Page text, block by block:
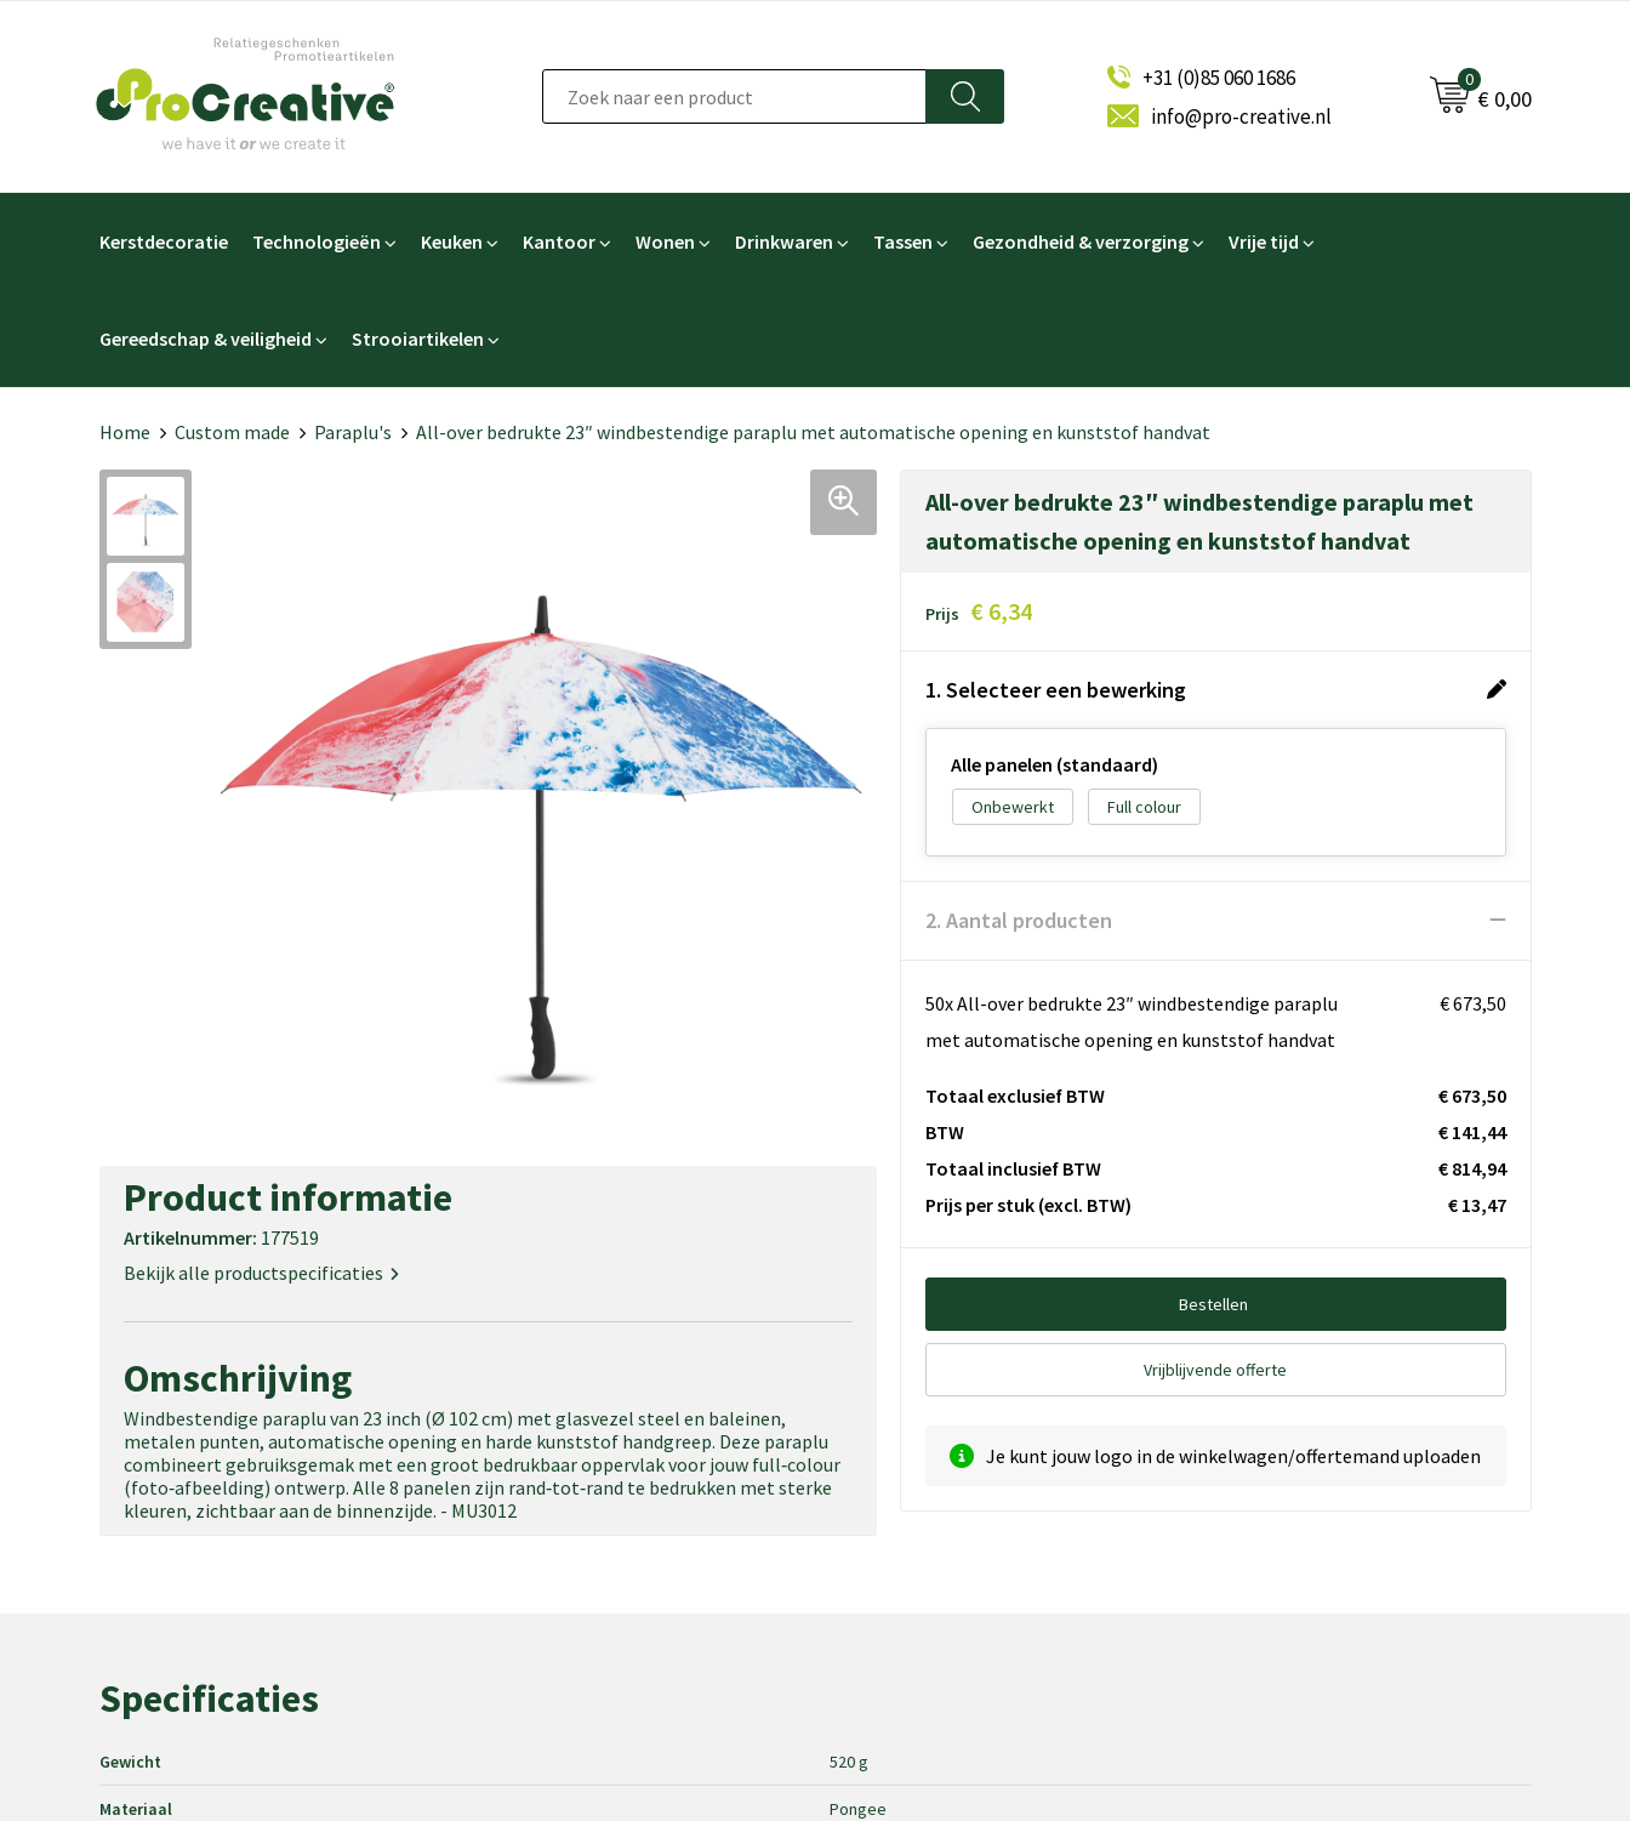
+31 (0)85 060 1686
info@pro-creative.nl
0
€ 0,00
Kerstdecoratie Technologieën Keuken Kantoor Wonen Drinkwaren Tassen Gezondheid & verzorging Vrije tijd
Gereedschap & veiligheid Strooiartikelen
Home Custom made Paraplu's All-over bedrukte 23″ windbestendige paraplu met automatische opening en kunststof handvat
Product informatie
Artikelnummer: 177519
Bekijk alle productspecificaties
Omschrijving
Windbestendige paraplu van 23 inch (Ø 102 cm) met glasvezel steel en baleinen,
metalen punten, automatische opening en harde kunststof handgreep. Deze paraplu
combineert gebruiksgemak met een groot bedrukbaar oppervlak voor jouw full‑colour
(foto‑afbeelding) ontwerp. Alle 8 panelen zijn rand‑tot‑rand te bedrukken met sterke
kleuren, zichtbaar aan de binnenzijde. - MU3012
All-over bedrukte 23″ windbestendige paraplu met
automatische opening en kunststof handvat
Prijs € 6,34
1. Selecteer een bewerking
Alle panelen (standaard)
Onbewerkt Full colour
2. Aantal producten
50x All-over bedrukte 23″ windbestendige paraplu
met automatische opening en kunststof handvat
€ 673,50
Totaal exclusief BTW
€ 673,50
BTW
€ 141,44
Totaal inclusief BTW
€ 814,94
Prijs per stuk (excl. BTW) € 13,47
Bestellen
Vrijblijvende offerte
Je kunt jouw logo in de winkelwagen/offertemand uploaden
Specificaties
Gewicht 520 g
Materiaal Pongee